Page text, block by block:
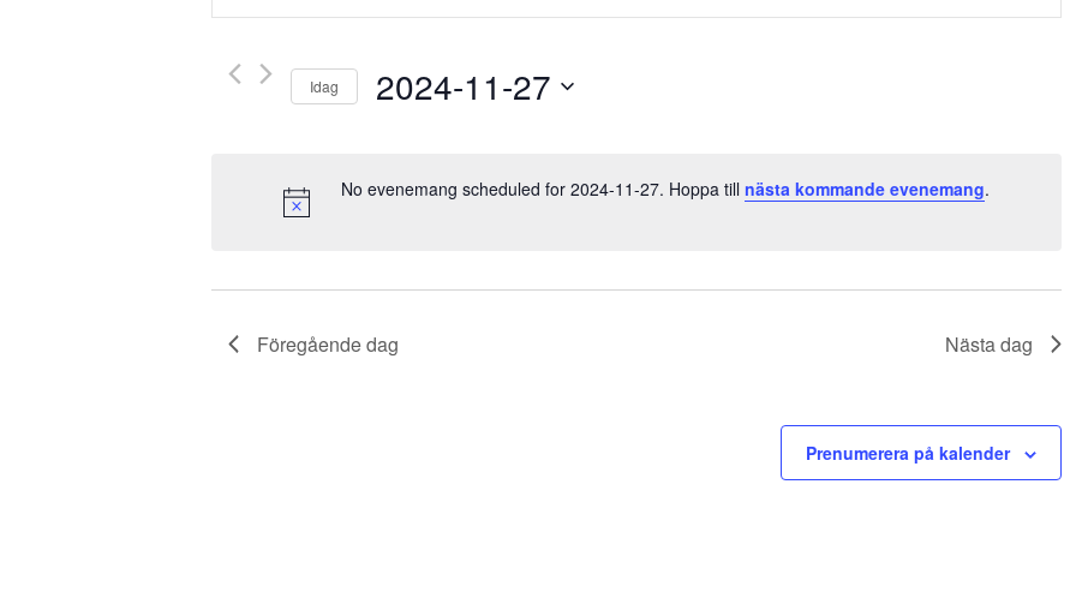
No evenemang scheduled for 2024-11-27. Hoppa till nästa kommande evenemang.
Views
Navigation
Evenemang
Idag 2024-11-27
Föregående dag Nästa dag
Prenumerera på kalender